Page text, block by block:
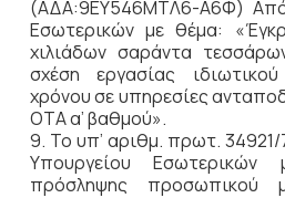
(ΑΔΑ:9ΕΥ546ΜΤΛ6-Α6Φ)
Εσωτερικών με θέμα:
χιλιάδων σαράντα
σχέση εργασίας
χρόνου σε υπηρεσίες
ΟΤΑ α’ βαθμού».
9. Το υπ’ αριθμ. πρωτ.
Υπουργείου
πρόσληψης προσωπικού